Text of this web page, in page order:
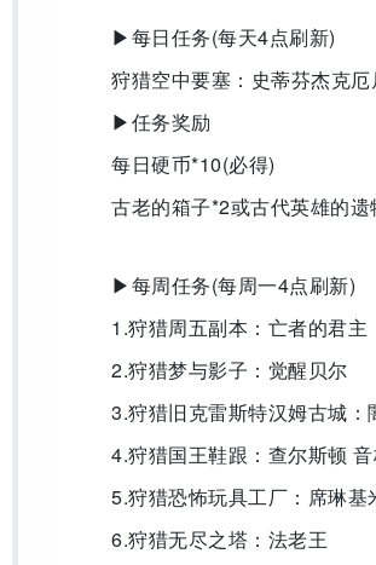
▶每日任务(每天4点刷新)
狩猎空中要塞：史蒂芬杰克厄
▶任务奖励
每日硬币*10(必得)
古老的箱子*2或古代英雄的遗
▶每周任务(每周一4点刷新)
1.狩猎周五副本：亡者的君主
2.狩猎梦与影子：觉醒贝尔
3.狩猎旧克雷斯特汉姆古城：
4.狩猎国王鞋跟：查尔斯顿 音
5.狩猎恐怖玩具工厂：席琳基
6.狩猎无尽之塔：法老王